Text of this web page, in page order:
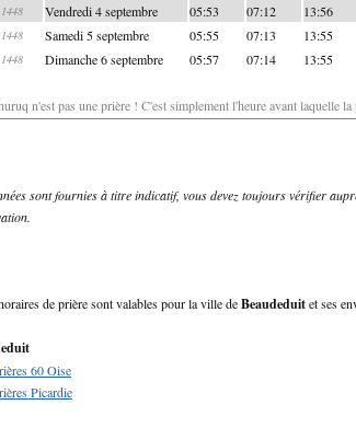
Vendredi 4 septembre 05:53 07:12 13:56
Samedi 5 septembre 05:55 07:13 13:55
Dimanche 6 septembre 05:57 07:14 13:55
n'est pas une prière ! C'est simplement l'heure avant laquelle
sont fournies à titre indicatif, vous devez toujours vérifier
de prière sont valables pour la ville deBeaudeduitet ses
60 Oise
Picardie